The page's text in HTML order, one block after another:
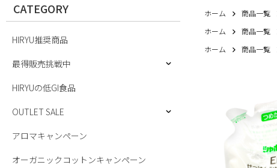
CATEGORY
HIRYU推奨商品
最得販売挑戦中
HIRYUの低GI食品
OUTLET SALE
アロマキャンペーン
オーガニックコットンキャンペーン
ホーム 商品一覧
ホーム
商品一覧
ホーム
商品一覧